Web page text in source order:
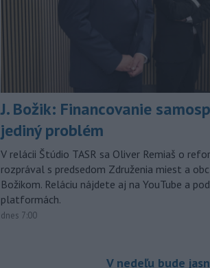
J. Božik: Financovanie
jediný problém
V relácii Štúdio TASR sa Oliver Remiaš o
rozprával s predsedom Združenia miest a
Božikom. Reláciu nájdete aj na YouTube a
platformách.
dnes 7:00
V nedeľu bude